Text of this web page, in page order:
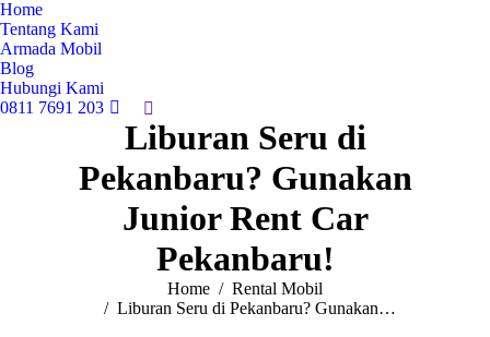
Home
Tentang Kami
Armada Mobil
Blog
Hubungi Kami
0811 7691 203
Search:
Liburan Seru di
Pekanbaru? Gunakan
Junior Rent Car
Pekanbaru!
Home
Rental Mobil
Liburan Seru di Pekanbaru? Gunakan…